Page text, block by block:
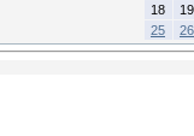
18
19
25
26